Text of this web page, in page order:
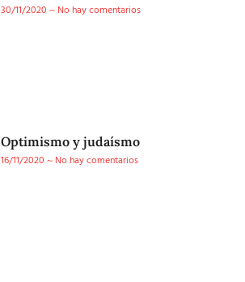
30/11/2020
No hay comentarios
Optimismo y judaísmo
16/11/2020
No hay comentarios